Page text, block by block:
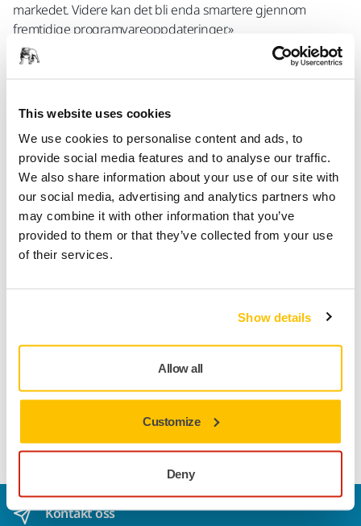
This website uses cookies
We use cookies to personalise content and ads, to
provide social media features and to analyse our traffic.
We also share information about your use of our site with
our social media, advertising and analytics partners who
may combine it with other information that you’ve
provided to them or that they’ve collected from your use
of their services.
Show details
Allow all
Customize
Deny
markedet. Videre kan det bli enda smartere gjennom
fremtidige programvareoppdateringer.»
Årets priser er nok en fjær i hatten for Mirka for
produksjonsanlegg i Jakobstad, Finland.
Red Dot Design Award er en årlig konkurranse som
anerkjenner produkter, kommunikasjonsprosjekter og
design, der vinnerne velges ut av et internasjonalt
ekspertpanel. Tidligere vinnere inkluderer Apples AirPods
Pro, Bahcos trådløse beskjæringssaks BCL23 og Volvos
elektriske XC40.
Sjöberg, administrerende direktør i Mirka, eller Veli-
Pekka Västi, leder for elektroverktøy i Mirka.
stefan.sjoberg@mirka.com, +358 20 7602 631
veli-pekka.vasti@mirka.com, +358 40 584 1577
Les mer om Mirkas prisvinnende verktøy
Kontakt oss